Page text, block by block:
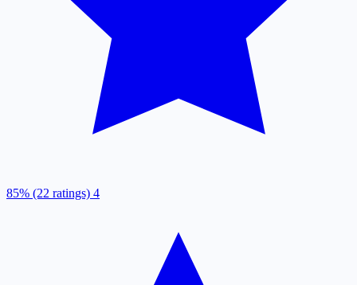
85% (22 ratings) 4